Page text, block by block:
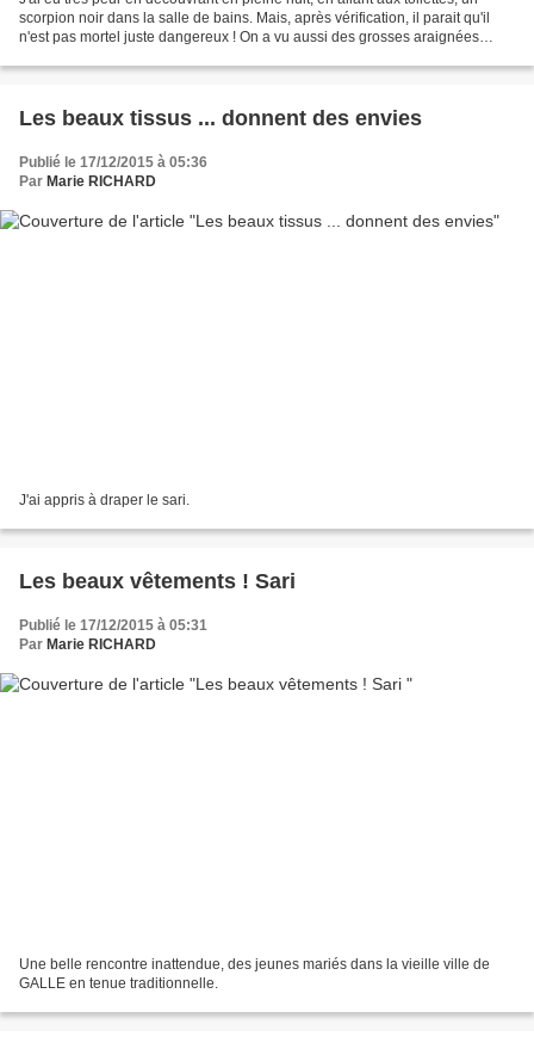
scorpion noir dans la salle de bains. Mais, après vérification, il parait qu'il
n'est pas mortel juste dangereux ! On a vu aussi des grosses araignées
Les beaux tissus ... donnent des envies
Publié le 17/12/2015 à 05:36
Par Marie RICHARD
J'ai appris à draper le sari.
Les beaux vêtements ! Sari
Publié le 17/12/2015 à 05:31
Par Marie RICHARD
Une belle rencontre inattendue, des jeunes mariés dans la vieille ville de
GALLE en tenue traditionnelle.